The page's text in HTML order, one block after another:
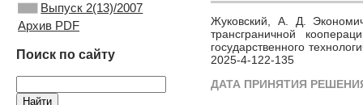
Выпуск 2(13)/2007
Архив PDF
Поиск по сайту
Жуковский, А. Д.
трансграничной
государственного
2025-4-122-135
ДАТА ПРИНЯТИЯ